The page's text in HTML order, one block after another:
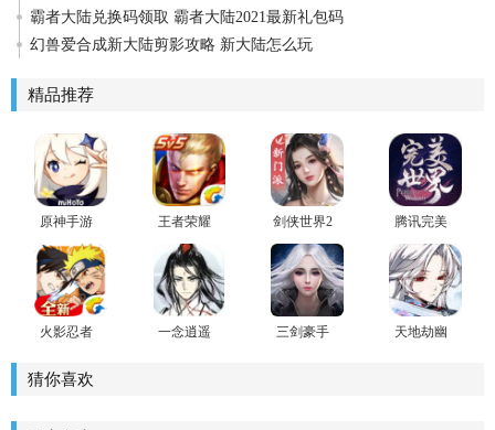
霸者大陆兑换码领取 霸者大陆2021最新礼包码
幻兽爱合成新大陆剪影攻略 新大陆怎么玩
精品推荐
原神手游 王者荣耀
剑侠世界2
官方版
腾讯完美
世界手游
火影忍者
代手游
一念逍遥
三剑豪手
天地劫幽
猜你喜欢